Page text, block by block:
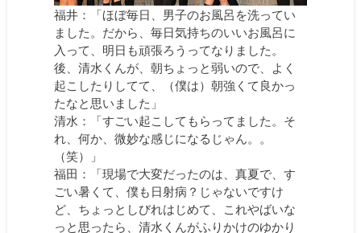
福井：「ほぼ毎日、男子のお風呂を洗ってい
ました。だから、毎日気持ちのいいお風呂に
入って、明日も頑張ろうってなりました。
後、清水くんが、朝ちょっと弱いので、よく
起こしたりしてて、（僕は）朝強くて良かっ
たなと思いました」
清水：「すごい起こしてもらってました。そ
れ、何か、微妙な感じになるじゃん。。
（笑）」
福田：「現場で大変だったのは、真夏で、す
ごい暑くて、僕も日射病？じゃないですけ
ど、ちょっとしびれはじめて、これやばいな
っと思ったら、清水くんがふりかけのゆかり